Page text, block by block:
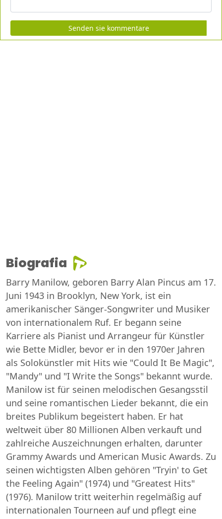
Senden sie kommentare
Biografia
Barry Manilow, geboren Barry Alan Pincus am 17.
Juni 1943 in Brooklyn, New York, ist ein
amerikanischer Sänger-Songwriter und Musiker
von internationalem Ruf. Er begann seine
Karriere als Pianist und Arrangeur für Künstler
wie Bette Midler, bevor er in den 1970er Jahren
als Solokünstler mit Hits wie "Could It Be Magic",
"Mandy" und "I Write the Songs" bekannt wurde.
Manilow ist für seinen melodischen Gesangsstil
und seine romantischen Lieder bekannt, die ein
breites Publikum begeistert haben. Er hat
weltweit über 80 Millionen Alben verkauft und
zahlreiche Auszeichnungen erhalten, darunter
Grammy Awards und American Music Awards. Zu
seinen wichtigsten Alben gehören "Tryin' to Get
the Feeling Again" (1974) und "Greatest Hits"
(1976). Manilow tritt weiterhin regelmäßig auf
internationalen Tourneen auf und pflegt eine